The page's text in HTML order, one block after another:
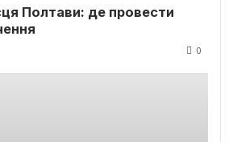
Полтави: де провести
0